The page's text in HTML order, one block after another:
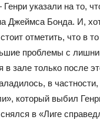
указали на то,
Джеймса Бонда. И,
отметить, что в
проблемы с
в зале только после
в частности,
который выбил
в «Лиге